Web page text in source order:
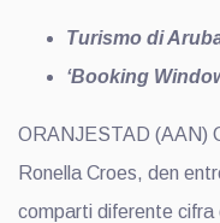
Turismo di
‘Booking
ORANJESTAD (AAN)
Ronella Croes, den
comparti diferente cifra